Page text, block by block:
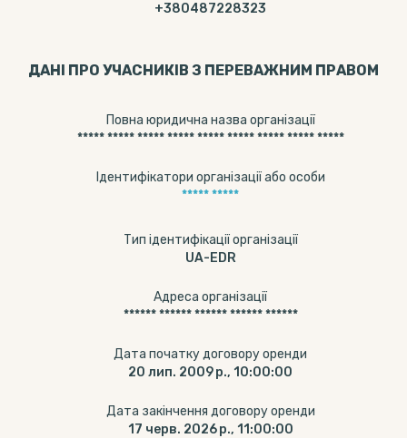
+380487228323
ДАНІ ПРО УЧАСНИКІВ З ПЕРЕВАЖНИМ ПРАВОМ
Повна юридична назва організації
***** ***** ***** ***** ***** ***** ***** ***** *****
Ідентифікатори організації або особи
***** *****
Тип ідентифікації організації
UA-EDR
Адреса організації
****** ****** ****** ****** ******
Дата початку договору оренди
20 лип. 2009 р., 10:00:00
Дата закінчення договору оренди
17 черв. 2026 р., 11:00:00